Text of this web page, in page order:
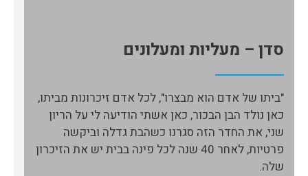
סדן – מעליות ומעלונים
"ביתו של אדם הוא מבצרו", לכל אדם זיכרונות מביתו,
כאן נולד הבן הבכור, כאן אשתי הודיעה לי על הריון
שני, את החדר הזה סגרנו כשהבת גדלה וביקשה
פרטיות, לאחר 40 שנה לכל פינה בבית יש את הזיכרון
שלה.